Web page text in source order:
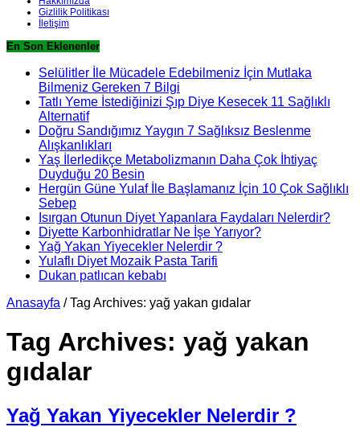
Gizlilik Politikası
İletişim
En Son Eklenenler
Selülitler İle Mücadele Edebilmeniz İçin Mutlaka
Bilmeniz Gereken 7 Bilgi
Tatlı Yeme İstediğinizi Şıp Diye Kesecek 11 Sağlıklı
Alternatif
Doğru Sandığımız Yaygın 7 Sağlıksız Beslenme
Alışkanlıkları
Yaş İlerledikçe Metabolizmanın Daha Çok İhtiyaç
Duyduğu 20 Besin
Hergün Güne Yulaf İle Başlamanız İçin 10 Çok Sağlıklı
Sebep
Isırgan Otunun Diyet Yapanlara Faydaları Nelerdir?
Diyette Karbonhidratlar Ne İşe Yarıyor?
Yağ Yakan Yiyecekler Nelerdir ?
Yulaflı Diyet Mozaik Pasta Tarifi
Dukan patlıcan kebabı
Anasayfa / Tag Archives: yağ yakan gıdalar
Tag Archives: yağ yakan
gıdalar
Yağ Yakan Yiyecekler Nelerdir ?